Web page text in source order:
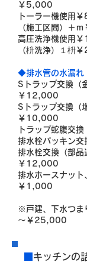
￥5,000
トーラー機使用
（施工区間）＋
高圧洗浄機使用
（枡洗浄）１枡
◆排水管の水漏れ
Sトラップ交換（
￥12,000
Sトラップ交換（
￥10,000
トラップ蛇腹交
排水栓パッキン
排水栓交換（部
￥12,000
排水ホースナット
￥1,000
※戸建、下水つま
～￥25,000
キッチンの